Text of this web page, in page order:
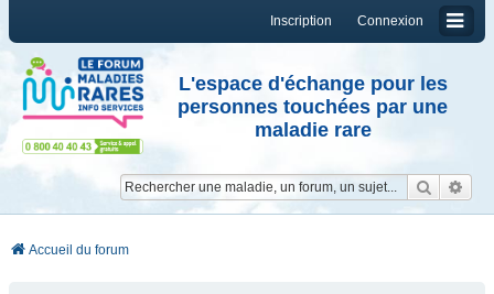
Connexion
Inscription
L'espace d'échange pour les
personnes touchées par une
maladie rare
Accueil du forum